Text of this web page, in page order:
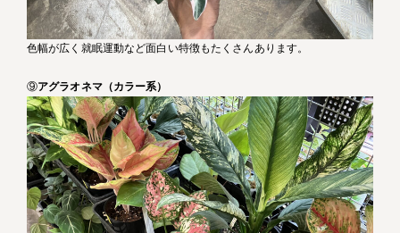
色幅が広く就眠運動など面白い特徴もたくさんあります。
⑨アグラオネマ（カラー系）